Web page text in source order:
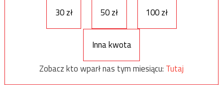
30 zł 50 zł 100 zł
Inna kwota
Zobacz kto wparł nas tym miesiącu: Tutaj